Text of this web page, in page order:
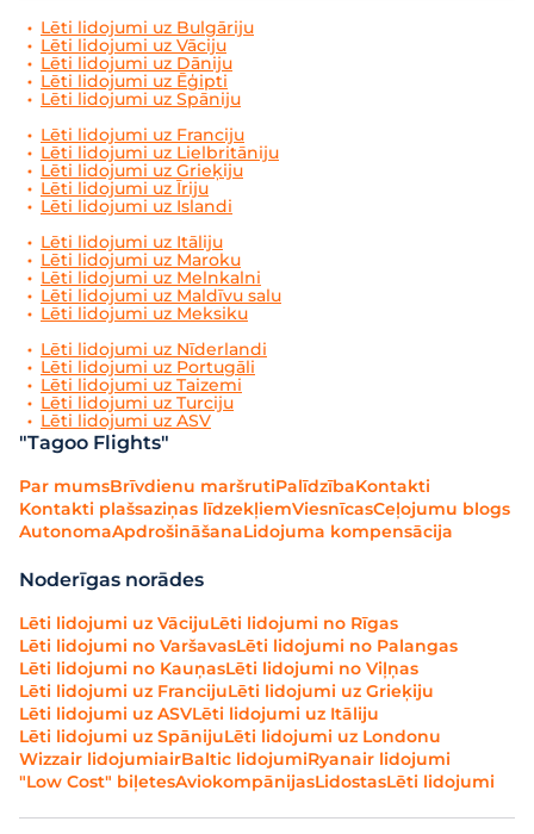
Lēti lidojumi uz Bulgāriju
Lēti lidojumi uz Vāciju
Lēti lidojumi uz Dāniju
Lēti lidojumi uz Ēģipti
Lēti lidojumi uz Spāniju
Lēti lidojumi uz Franciju
Lēti lidojumi uz Lielbritāniju
Lēti lidojumi uz Grieķiju
Lēti lidojumi uz Īriju
Lēti lidojumi uz Islandi
Lēti lidojumi uz Itāliju
Lēti lidojumi uz Maroku
Lēti lidojumi uz Melnkalni
Lēti lidojumi uz Maldīvu salu
Lēti lidojumi uz Meksiku
Lēti lidojumi uz Nīderlandi
Lēti lidojumi uz Portugāli
Lēti lidojumi uz Taizemi
Lēti lidojumi uz Turciju
Lēti lidojumi uz ASV
"Tagoo Flights"
Par mumsBrīvdienu maršrutiPalīdzībaKontakti
Kontakti plašsaziņas līdzekļiemViesnīcasCeļojumu blogs
AutonomaApdrošināšanaLidojuma kompensācija
Noderīgas norādes
Lēti lidojumi uz VācijuLēti lidojumi no Rīgas
Lēti lidojumi no VaršavasLēti lidojumi no Palangas
Lēti lidojumi no KauņasLēti lidojumi no Viļņas
Lēti lidojumi uz FrancijuLēti lidojumi uz Grieķiju
Lēti lidojumi uz ASVLēti lidojumi uz Itāliju
Lēti lidojumi uz SpānijuLēti lidojumi uz Londonu
Wizzair lidojumiairBaltic lidojumiRyanair lidojumi
"Low Cost" biļetesAviokompānijasLidostasLēti lidojumi